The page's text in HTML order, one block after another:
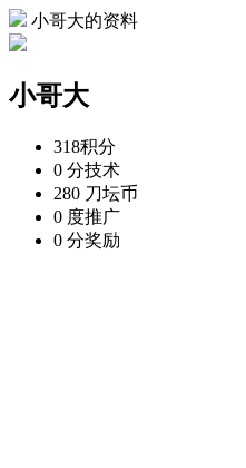
小哥大的资料
小哥大
318积分
0 分技术
280 刀坛币
0 度推广
0 分奖励